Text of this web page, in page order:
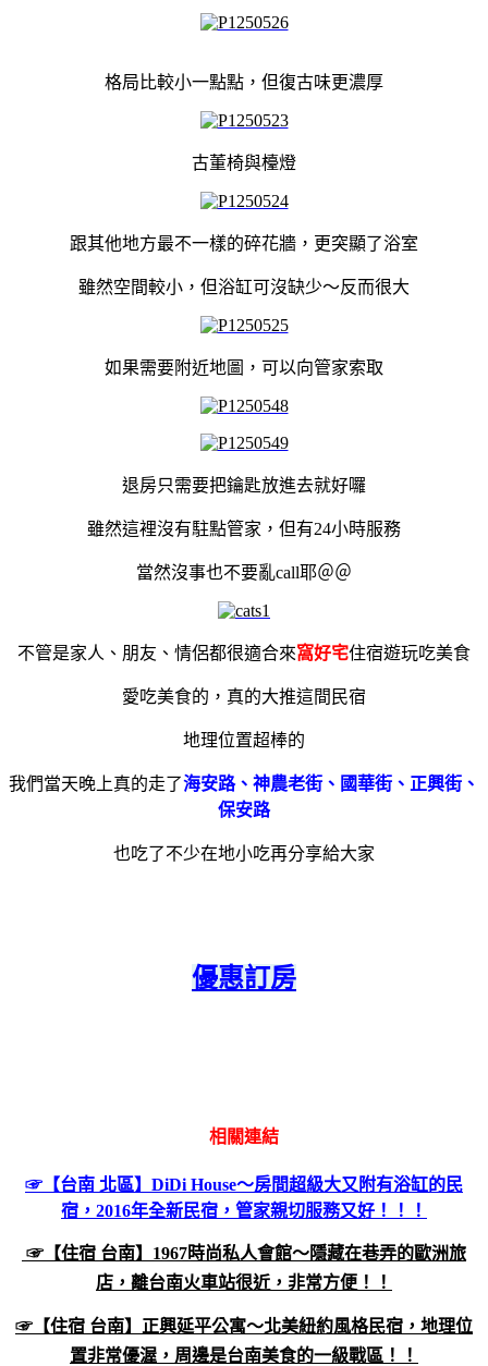
格局比較小一點點，但復古味更濃厚
古董椅與檯燈
跟其他地方最不一樣的碎花牆，更突顯了浴室
雖然空間較小，但浴缸可沒缺少～反而很大
如果需要附近地圖，可以向管家索取
退房只需要把鑰匙放進去就好囉
雖然這裡沒有駐點管家，但有24小時服務
當然沒事也不要亂call耶＠＠
不管是家人、朋友、情侶都很適合來窩好宅住宿遊玩吃美食
愛吃美食的，真的大推這間民宿
地理位置超棒的
我們當天晚上真的走了海安路、神農老街、國華街、正興街、
保安路
也吃了不少在地小吃再分享給大家
優惠訂房
相關連結
☞【台南 北區】DiDi House～房間超級大又附有浴缸的民
宿，2016年全新民宿，管家親切服務又好！！！
☞【住宿 台南】1967時尚私人會館～隱藏在巷弄的歐洲旅
店，離台南火車站很近，非常方便！！
☞【住宿 台南】正興延平公寓～北美紐約風格民宿，地理位
置非常優渥，周邊是台南美食的一級戰區！！